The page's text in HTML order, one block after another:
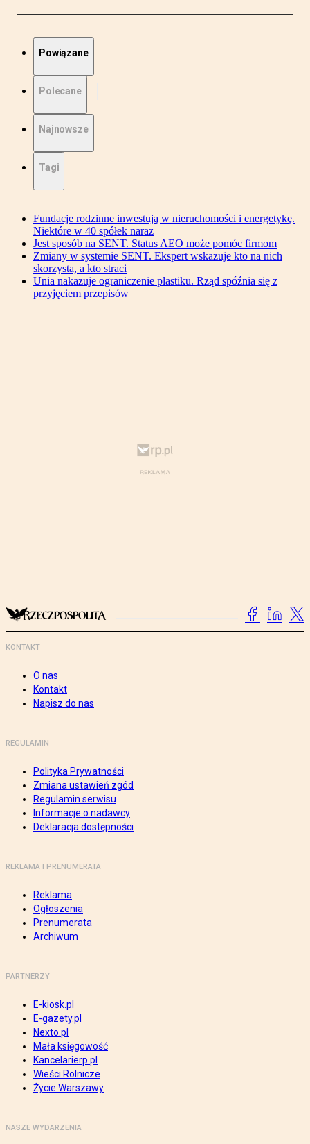
Powiązane
Polecane
Najnowsze
Tagi
Fundacje rodzinne inwestują w nieruchomości i energetykę.
Niektóre w 40 spółek naraz
Jest sposób na SENT. Status AEO może pomóc firmom
Zmiany w systemie SENT. Ekspert wskazuje kto na nich
skorzysta, a kto straci
Unia nakazuje ograniczenie plastiku. Rząd spóźnia się z
przyjęciem przepisów
KONTAKT
O nas
Kontakt
Napisz do nas
REGULAMIN
Polityka Prywatności
Zmiana ustawień zgód
Regulamin serwisu
Informacje o nadawcy
Deklaracja dostępności
REKLAMA I PRENUMERATA
Reklama
Ogłoszenia
Prenumerata
Archiwum
PARTNERZY
E-kiosk.pl
E-gazety.pl
Nexto.pl
Mała księgowość
Kancelarierp.pl
Wieści Rolnicze
Życie Warszawy
NASZE WYDARZENIA